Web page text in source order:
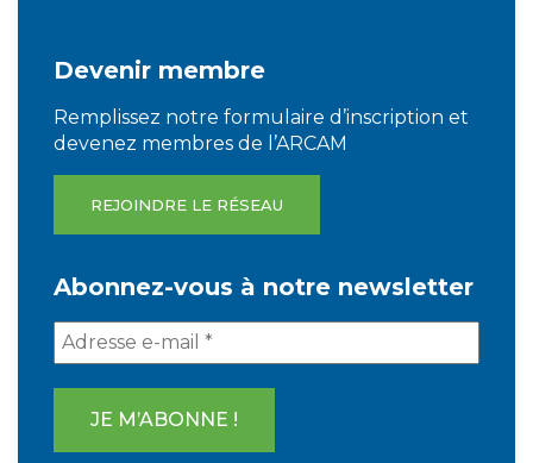
Devenir membre
Remplissez notre formulaire d’inscription et
devenez membres de l’ARCAM
REJOINDRE LE RÉSEAU
Abonnez-vous à notre newsletter